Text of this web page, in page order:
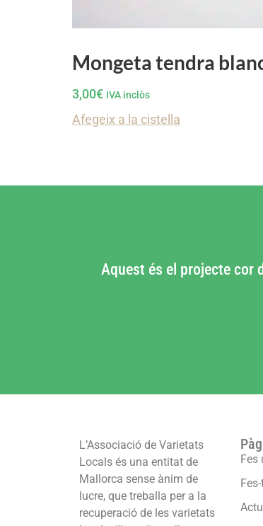
Mongeta tendra
3,00€ IVA inclòs
Afegeix a la cistella
Aquest és el projecte cor
L’Associació de Varietats
Locals és una entitat de
Mallorca sense ànim de
lucre, que treballa per a la
recuperació de les varietats
Fes